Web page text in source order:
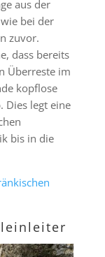
aus der
bei der
zuvor.
dass bereits
Überreste im
kopflose
Dies legt eine
bis in die